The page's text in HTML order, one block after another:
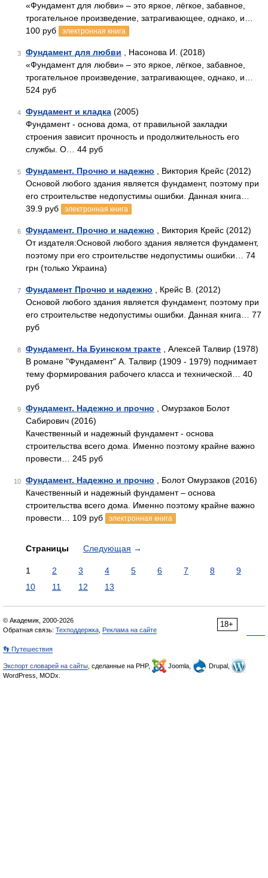
«Фундамент для любви» – это яркое, лёгкое, забавное,
трогательное произведение, затрагивающее, однако, и…
100 руб
электронная книга
3 Фундамент для любви , Насонова И. (2018)
«Фундамент для любви» – это яркое, лёгкое, забавное,
трогательное произведение, затрагивающее, однако, и…
524 руб
4 Фундамент и кладка (2005)
Фундамент - основа дома, от правильной закладки
строения зависит прочность и продолжительность его
службы. О… 44 руб
5 Фундамент. Прочно и надежно , Виктория Крейс (2012)
Основой любого здания является фундамент, поэтому при
его строительстве недопустимы ошибки. Данная книга…
39.9 руб
электронная книга
6 Фундамент. Прочно и надежно , Виктория Крейс (2012)
От издателя:Основой любого здания является фундамент,
поэтому при его строительстве недопустимы ошибки… 74
грн (только Украина)
7 Фундамент Прочно и надежно , Крейс В. (2012)
Основой любого здания является фундамент, поэтому при
его строительстве недопустимы ошибки. Данная книга… 77
руб
8 Фундамент. На Буинском тракте , Алексей Талвир (1978)
В романе "Фундамент" А. Талвир (1909 - 1979) поднимает
тему формирования рабочего класса и технической… 40
руб
9 Фундамент. Надежно и прочно , Омурзаков Болот
Сабирович (2016)
Качественный и надежный фундамент - основа
строительства всего дома. Именно поэтому крайне важно
провести… 245 руб
10 Фундамент. Надежно и прочно , Болот Омурзаков (2016)
Качественный и надежный фундамент – основа
строительства всего дома. Именно поэтому крайне важно
провести… 109 руб
электронная книга
Страницы Следующая →
1 2 3 4 5 6 7 8
9
10
11 12 13
18+
© Академик, 2000-2026
Обратная связь: Техподдержка Реклама на сайте
👣 Путешествия
Экспорт словарей на сайты , сделанные на PHP, Joomla,
Drupal,
WordPress, MODx.